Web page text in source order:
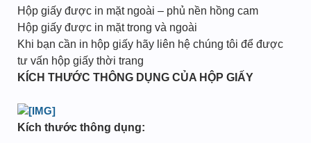
Hộp giấy được in mặt ngoài – phủ nền hồng cam
Hộp giấy được in mặt trong và ngoài
Khi bạn cần in hộp giấy hãy liên hệ chúng tôi để được
tư vấn hộp giấy thời trang
KÍCH THƯỚC THÔNG DỤNG CỦA HỘP GIẤY
Kích thước thông dụng: